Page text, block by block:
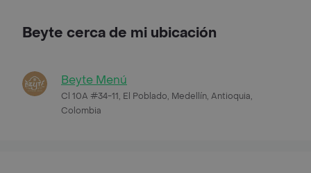
Beyte cerca de mi ubicación
Beyte Menú
Cl 10A #34-11, El Poblado, Medellín, Antioquia,
Colombia